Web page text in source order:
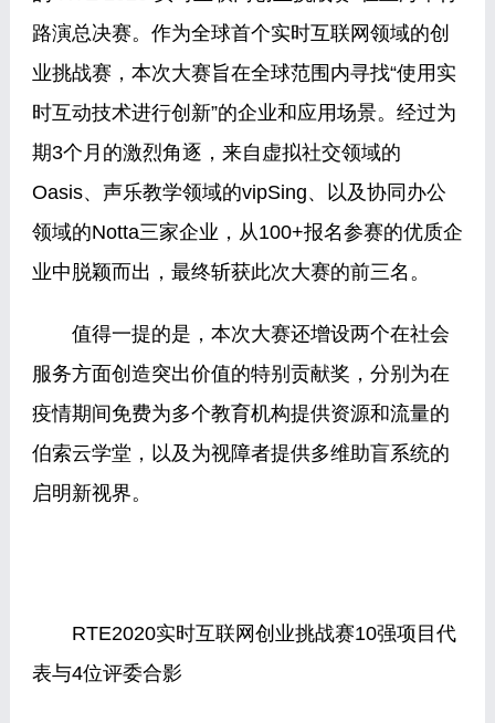
路演总决赛。作为全球首个实时互联网领域的创
业挑战赛，本次大赛旨在全球范围内寻找“使用实
时互动技术进行创新”的企业和应用场景。经过为
期3个月的激烈角逐，来自虚拟社交领域的
Oasis、声乐教学领域的vipSing、以及协同办公
领域的Notta三家企业，从100+报名参赛的优质企
业中脱颖而出，最终斩获此次大赛的前三名。
值得一提的是，本次大赛还增设两个在社会
服务方面创造突出价值的特别贡献奖，分别为在
疫情期间免费为多个教育机构提供资源和流量的
伯索云学堂，以及为视障者提供多维助盲系统的
启明新视界。
RTE2020实时互联网创业挑战赛10强项目代
表与4位评委合影